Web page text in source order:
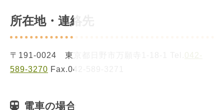
所在地・連絡先
〒191-0024 東京都日野市万願寺1-18-1 Tel. 042-
589-3270 Fax.042-589-3271
電車の場合